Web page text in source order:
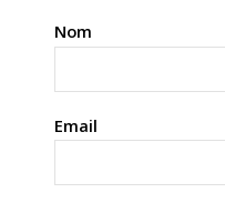
Nom
Email